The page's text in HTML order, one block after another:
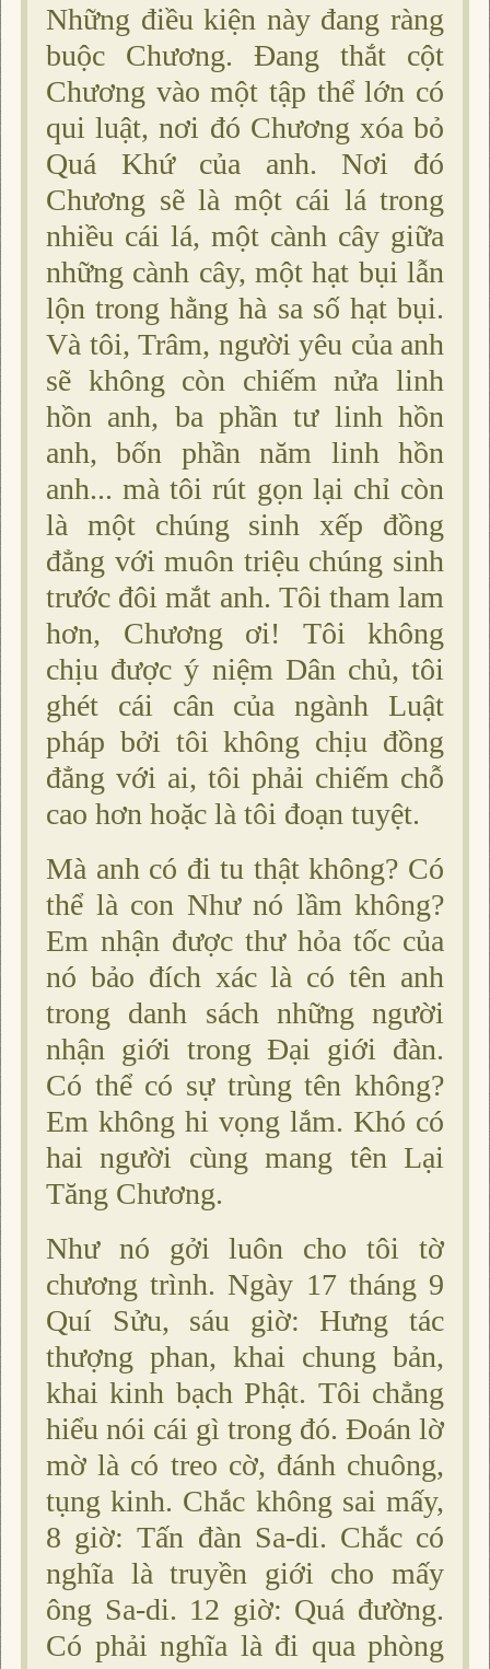
Những điều kiện này đang ràng
buộc Chương. Ðang thắt cột
Chương vào một tập thể lớn có
qui luật, nơi đó Chương xóa bỏ
Quá Khứ của anh. Nơi đó
Chương sẽ là một cái lá trong
nhiều cái lá, một cành cây giữa
những cành cây, một hạt bụi lẫn
lộn trong hằng hà sa số hạt bụi.
Và tôi, Trâm, người yêu của anh
sẽ không còn chiếm nửa linh
hồn anh, ba phần tư linh hồn
anh, bốn phần năm linh hồn
anh... mà tôi rút gọn lại chỉ còn
là một chúng sinh xếp đồng
đẳng với muôn triệu chúng sinh
trước đôi mắt anh. Tôi tham lam
hơn, Chương ơi! Tôi không
chịu được ý niệm Dân chủ, tôi
ghét cái cân của ngành Luật
pháp bởi tôi không chịu đồng
đẳng với ai, tôi phải chiếm chỗ
cao hơn hoặc là tôi đoạn tuyệt.
Mà anh có đi tu thật không? Có
thể là con Như nó lầm không?
Em nhận được thư hỏa tốc của
nó bảo đích xác là có tên anh
trong danh sách những người
nhận giới trong Ðại giới đàn.
Có thể có sự trùng tên không?
Em không hi vọng lắm. Khó có
hai người cùng mang tên Lại
Tăng Chương.
Như nó gởi luôn cho tôi tờ
chương trình. Ngày 17 tháng 9
Quí Sửu, sáu giờ: Hưng tác
thượng phan, khai chung bản,
khai kinh bạch Phật. Tôi chẳng
hiểu nói cái gì trong đó. Ðoán lờ
mờ là có treo cờ, đánh chuông,
tụng kinh. Chắc không sai mấy,
8 giờ: Tấn đàn Sa-di. Chắc có
nghĩa là truyền giới cho mấy
ông Sa-di. 12 giờ: Quá đường.
Có phải nghĩa là đi qua phòng